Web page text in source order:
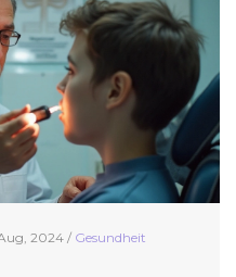
2024 / Gesundheit